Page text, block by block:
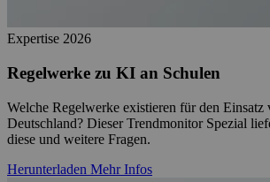
Expertise 2026
Regelwerke zu KI an Schulen
Welche Regelwerke existieren für den
Deutschland? Dieser Trendmonitor Spezial
diese und weitere Fragen.
Herunterladen Mehr Infos